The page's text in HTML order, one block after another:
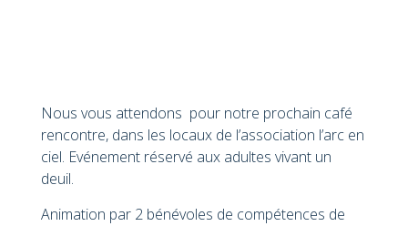
Nous vous attendons pour notre prochain café
rencontre, dans les locaux de l’association l’arc en
ciel. Evénement réservé aux adultes vivant un
deuil.
Animation par 2 bénévoles de compétences de